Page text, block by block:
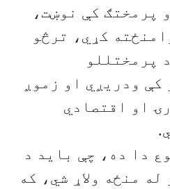
پرمختګ کې نوښت،
کړي، ترڅو
پرمختللو
کې ودریږي او زموږ
او اقتصادي
دا ده، چې باید د
منځه ولاړ شي، که